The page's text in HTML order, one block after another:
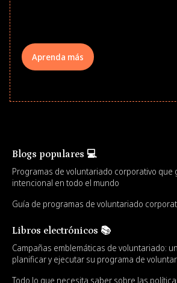
Aprenda más
Blogs populares 💻
Programas de voluntariado corporativo que
intencional en todo el mundo
Guía de programas de voluntariado
Libros electrónicos 📚
Campañas emblemáticas de voluntariado:
planificar y ejecutar su programa de
Todo lo que necesita saber sobre las